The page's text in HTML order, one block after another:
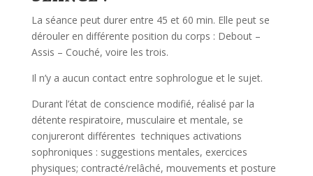
La séance peut durer entre 45 et 60 min. Elle peut se
dérouler en différente position du corps : Debout –
Assis – Couché, voire les trois.
Il n’y a aucun contact entre sophrologue et le sujet.
Durant l’état de conscience modifié, réalisé par la
détente respiratoire, musculaire et mentale, se
conjureront différentes techniques activations
sophroniques : suggestions mentales, exercices
physiques; contracté/relâché, mouvements et posture